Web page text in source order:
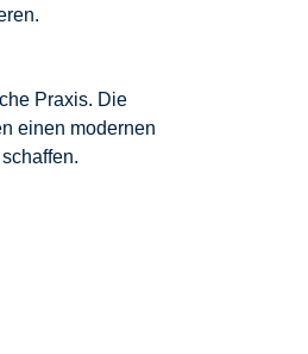
Praxis. Die
einen modernen